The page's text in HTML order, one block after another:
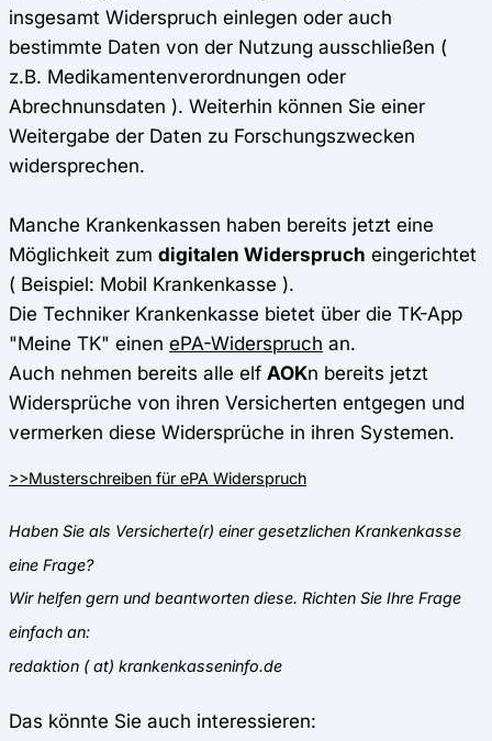
insgesamt Widerspruch einlegen oder auch
bestimmte Daten von der Nutzung ausschließen (
z.B. Medikamentenverordnungen oder
Abrechnunsdaten ). Weiterhin können Sie einer
Weitergabe der Daten zu Forschungszwecken
widersprechen.
Manche Krankenkassen haben bereits jetzt eine
Möglichkeit zum digitalen Widerspruch eingerichtet
( Beispiel: Mobil Krankenkasse ).
Die Techniker Krankenkasse bietet über die TK-App
"Meine TK" einen ePA-Widerspruch an.
Auch nehmen bereits alle elf AOKn bereits jetzt
Widersprüche von ihren Versicherten entgegen und
vermerken diese Widersprüche in ihren Systemen.
>>Musterschreiben für ePA Widerspruch
Haben Sie als Versicherte(r) einer gesetzlichen Krankenkasse
eine Frage?
Wir helfen gern und beantworten diese. Richten Sie Ihre Frage
einfach an:
redaktion ( at) krankenkasseninfo.de
Das könnte Sie auch interessieren: